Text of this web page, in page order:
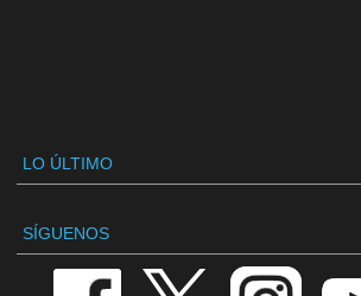
LO ÚLTIMO
SÍGUENOS